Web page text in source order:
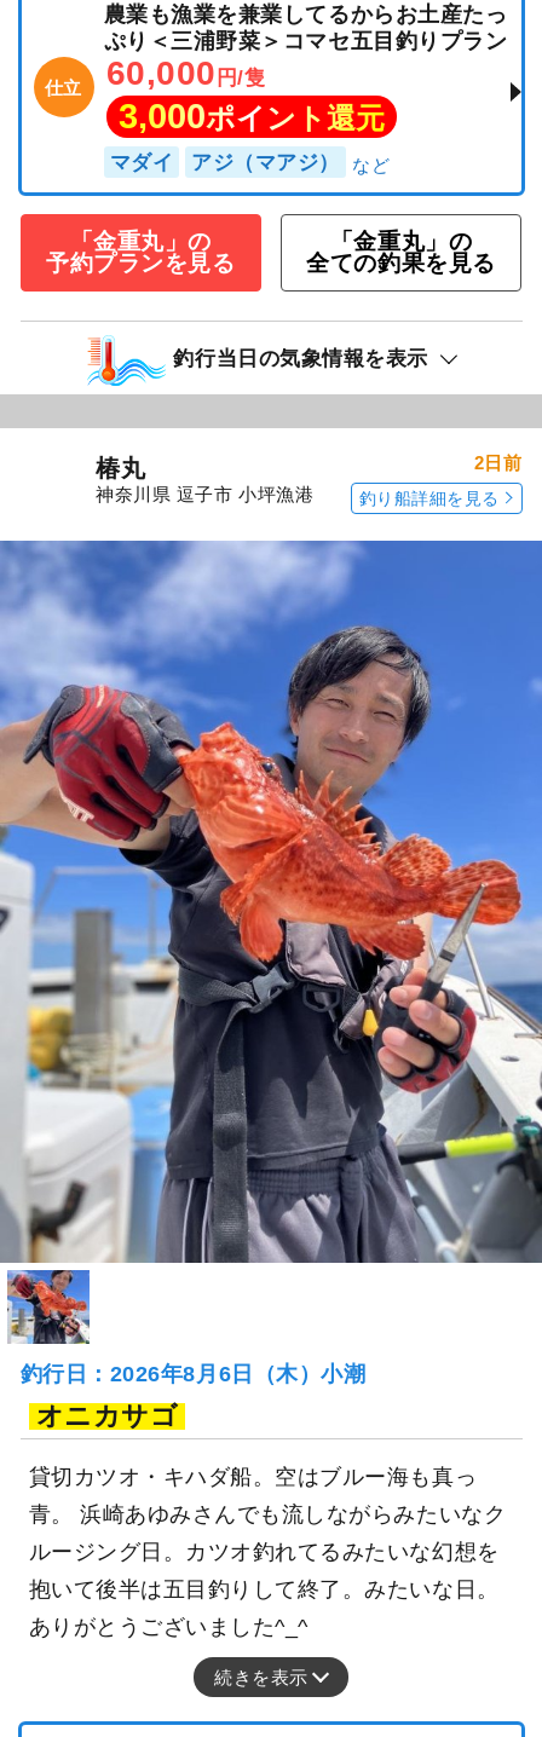
仕立
農業も漁業を兼業してるからお土産たっ
ぷり＜三浦野菜＞コマセ五目釣りプラン
60,000 円/隻
3,000ポイント還元
マダイ アジ（マアジ）
「金重丸」の
予約プランを見る
「金重丸」の
全ての釣果を見る
釣行当日の気象情報を表示
椿丸
神奈川県 逗子市 小坪漁港
2日前
釣り船詳細を見る
釣行日：2026年8月6日（木）小潮
オニカサゴ
貸切カツオ・キハダ船。空はブルー海も真っ
青。 浜崎あゆみさんでも流しながらみたいなク
ルージング日。カツオ釣れてるみたいな幻想を
抱いて後半は五目釣りして終了。みたいな日。
ありがとうございました^_^
続きを表示